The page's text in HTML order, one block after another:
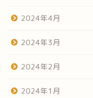
2024年4月
2024年3月
2024年2月
2024年1月